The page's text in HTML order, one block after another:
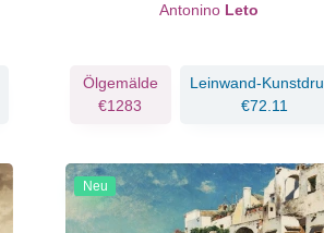
Antonino Leto
Ölgemälde
€1283
Leinwand-
€72.11
Neu